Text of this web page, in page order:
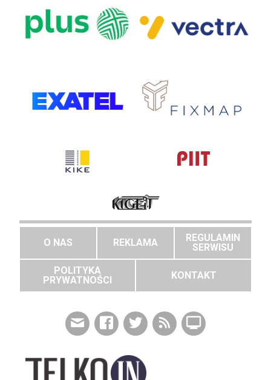
O NAS REKLAMA
REGULAMIN
SERWISU
POLITYKA
PRYWATNOŚCI
KONTAKT